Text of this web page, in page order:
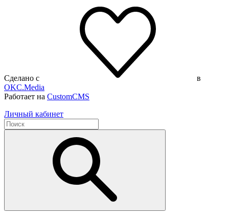
Сделано с
в
OKC.Media
Работает на CustomCMS
Личный кабинет